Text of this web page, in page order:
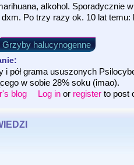
alkohol. Sporadycznie
Po trzy razy ok. 10 lat temu:
Grzyby halucynogenne
i pół grama ususzonych
w sobie 28% soku (imao).
blog
Log in or register to post